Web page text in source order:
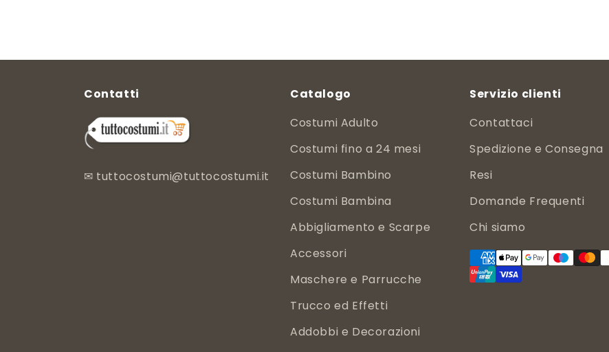
Contatti
✉ tuttocostumi@tuttocostumi.it
Catalogo
Costumi Adulto
Costumi fino a 24 mesi
Costumi Bambino
Costumi Bambina
Abbigliamento e Scarpe
Accessori
Maschere e Parrucche
Trucco ed Effetti
Addobbi e Decorazioni
Servizio clienti
Contattaci
Spedizione e Consegna
Resi
Domande Frequenti
Chi siamo